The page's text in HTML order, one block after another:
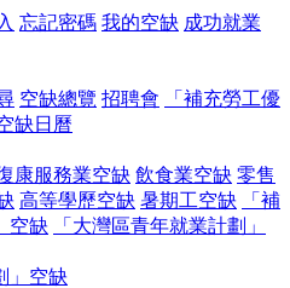
忘記密碼 我的空缺 成功就業
空缺總覽 招聘會
「補充勞工優
缺日曆
康服務業空缺 飲食業空缺 零售
高等學歷空缺 暑期工空缺
「補
空缺
「大灣區青年就業計劃」
」空缺